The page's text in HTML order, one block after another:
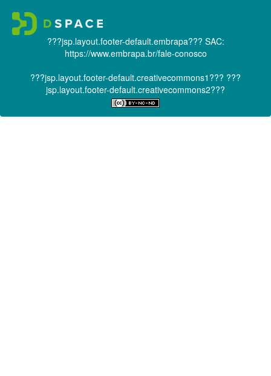
???jsp.layout.footer-default.embrapa??? SAC:
https://www.embrapa.br/fale-conosco
???jsp.layout.footer-default.creativecommons1??? ???
jsp.layout.footer-default.creativecommons2???